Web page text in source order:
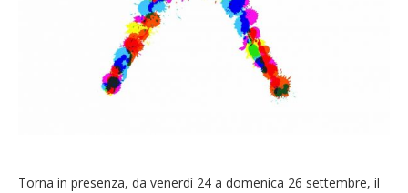
Torna in presenza, da venerdì 24 a domenica 26 settembre, il